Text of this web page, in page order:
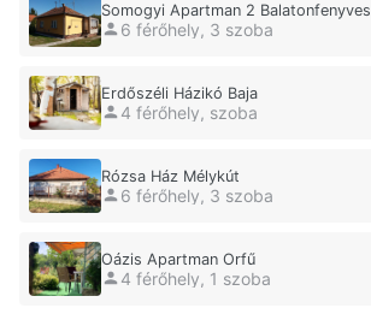
Somogyi Apartman 2 Balatonfenyves
6 férőhely, 3 szoba
Erdőszéli Házikó Baja
4 férőhely, szoba
Rózsa Ház Mélykút
6 férőhely, 3 szoba
Oázis Apartman Orfű
4 férőhely, 1 szoba